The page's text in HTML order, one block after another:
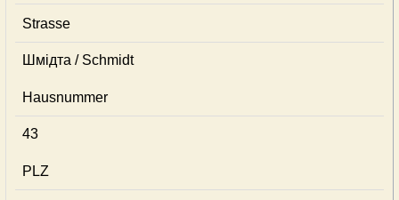
Strasse
Шмідта / Schmidt
Hausnummer
43
PLZ